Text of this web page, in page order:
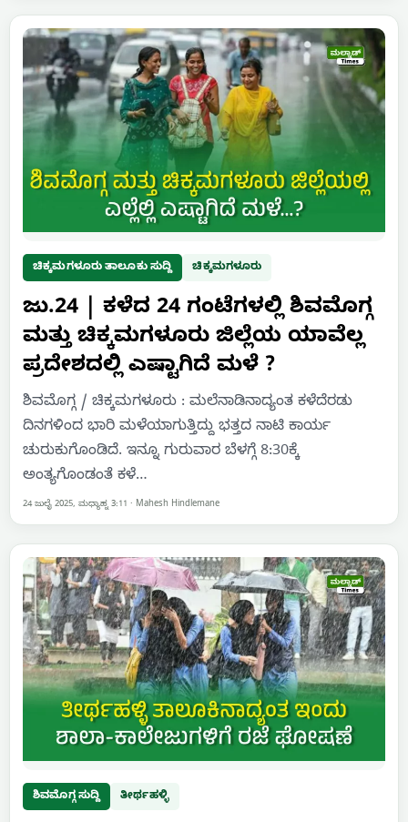
ಚಿಕ್ಕಮಗಳೂರು ತಾಲೂಕು ಸುದ್ದಿ ಚಿಕ್ಕಮಗಳೂರು
ಜು.24 | ಕಳೆದ 24 ಗಂಟೆಗಳಲ್ಲಿ ಶಿವಮೊಗ್ಗ
ಮತ್ತು ಚಿಕ್ಕಮಗಳೂರು ಜಿಲ್ಲೆಯ ಯಾವೆಲ್ಲ
ಪ್ರದೇಶದಲ್ಲಿ ಎಷ್ಟಾಗಿದೆ ಮಳೆ ?
ಶಿವಮೊಗ್ಗ / ಚಿಕ್ಕಮಗಳೂರು : ಮಲೆನಾಡಿನಾದ್ಯಂತ ಕಳೆದೆರಡು
ದಿನಗಳಿಂದ ಭಾರಿ ಮಳೆಯಾಗುತ್ತಿದ್ದು ಭತ್ತದ ನಾಟಿ ಕಾರ್ಯ
ಚುರುಕುಗೊಂಡಿದೆ. ಇನ್ನೂ ಗುರುವಾರ ಬೆಳಗ್ಗೆ 8:30ಕ್ಕೆ
ಅಂತ್ಯಗೊಂಡಂತೆ ಕಳೆ…
24 ಜುಲೈ 2025, ಮಧ್ಯಾಹ್ನ 3:11 · Mahesh Hindlemane
ಶಿವಮೊಗ್ಗ ಸುದ್ದಿ ತೀರ್ಥಹಳ್ಳಿ